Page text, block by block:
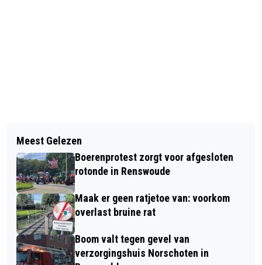
ONTDEK UNIEKE NIEUWTJES OVER
HUISDIEREN
HOEVEEL WONINGEN MOETEN WE
BOUWEN? DOE MEE MET HET
ONDERZOEK
Meest Gelezen
Boerenprotest zorgt voor afgesloten
rotonde in Renswoude
Maak er geen ratjetoe van: voorkom
overlast bruine rat
Boom valt tegen gevel van
verzorgingshuis Norschoten in